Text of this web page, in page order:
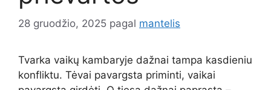
28 gruodžio, 2025 pagal mantelis
Tvarka vaikų kambaryje dažnai tampa kasdieniu
konfliktu. Tėvai pavargsta priminti, vaikai